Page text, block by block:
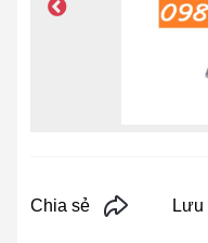
Chia sẻ Lưu